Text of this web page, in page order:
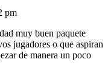
pm
muy buen paquete
jugadores o que aspiran
de manera un poco